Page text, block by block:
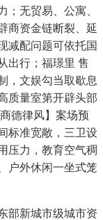
无贸易、公寓、
商资金链断裂、延
减配问题可依托国
出行；福璟里 售
，文娱勾当取歇息
质量室第开辟头部
德律风】案场预
标准宽敞，三卫设
压力，教育空气稠
户外休闲一坐式笼
新城市级城市资